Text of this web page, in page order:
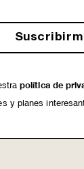
política de
y planes